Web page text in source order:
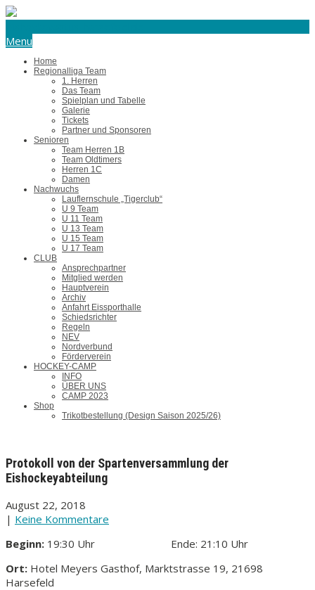
Menu
Home
Regionalliga Team
1. Herren
Das Team
Spielplan und Tabelle
Galerie
Tickets
Partner und Sponsoren
Senioren
Team Herren 1B
Team Oldtimers
Herren 1C
Damen
Nachwuchs
Lauflernschule „Tigerclub“
U 9 Team
U 11 Team
U 13 Team
U 15 Team
U 17 Team
CLUB
Ansprechpartner
Mitglied werden
Hauptverein
Archiv
Anfahrt Eissporthalle
Schiedsrichter
Regeln
NEV
Nordverbund
Förderverein
HOCKEY-CAMP
INFO
ÜBER UNS
CAMP 2023
Shop
Trikotbestellung (Design Saison 2025/26)
Protokoll von der Spartenversammlung der
Eishockeyabteilung
August 22, 2018
| Keine Kommentare
Beginn: 19:30 Uhr Ende: 21:10 Uhr
Ort: Hotel Meyers Gasthof, Marktstrasse 19, 21698
Harsefeld